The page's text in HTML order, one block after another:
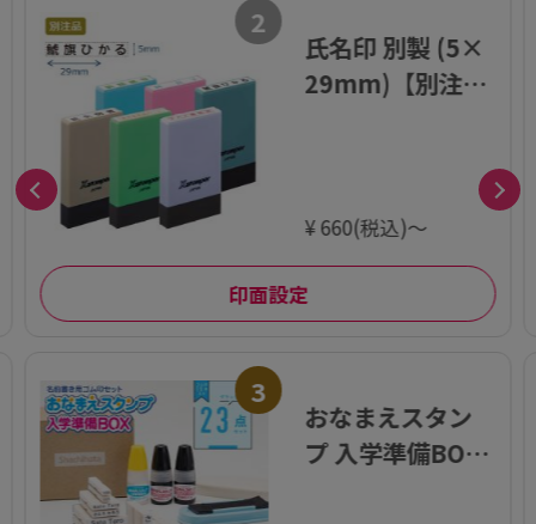
2
氏名印 別製 (5×
29mm)【別注
¥ 660(税込)～
印面設定
3
おなまえスタン
プ 入学準備BOX